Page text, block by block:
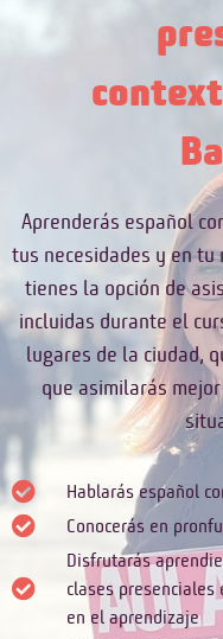
Aprenderás español
tus necesidades y en tu
tienes la opción de
incluidas durante el
lugares de la ciudad,
que asimilarás
Hablarás español
Conocerás en
Disfrutarás
clases
en el aprendizaje